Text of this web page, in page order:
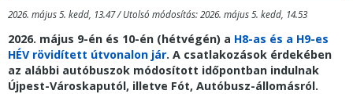
2026. május 5. kedd, 13.47 / Utolsó módosítás: 2026. május 5. kedd, 14.53
2026. május 9-én és 10-én (hétvégén) a H8-as és a H9-es
HÉV rövidített útvonalon jár. A csatlakozások érdekében
az alábbi autóbuszok módosított időpontban indulnak
Újpest-Városkaputól, illetve Fót, Autóbusz-állomásról.